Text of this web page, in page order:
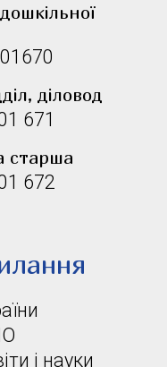
діловод
671
старша
672
і науки